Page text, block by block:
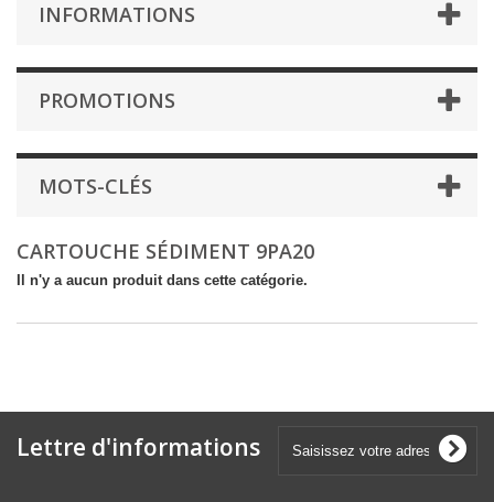
INFORMATIONS
PROMOTIONS
MOTS-CLÉS
CARTOUCHE SÉDIMENT 9PA20
Il n'y a aucun produit dans cette catégorie.
Lettre d'informations